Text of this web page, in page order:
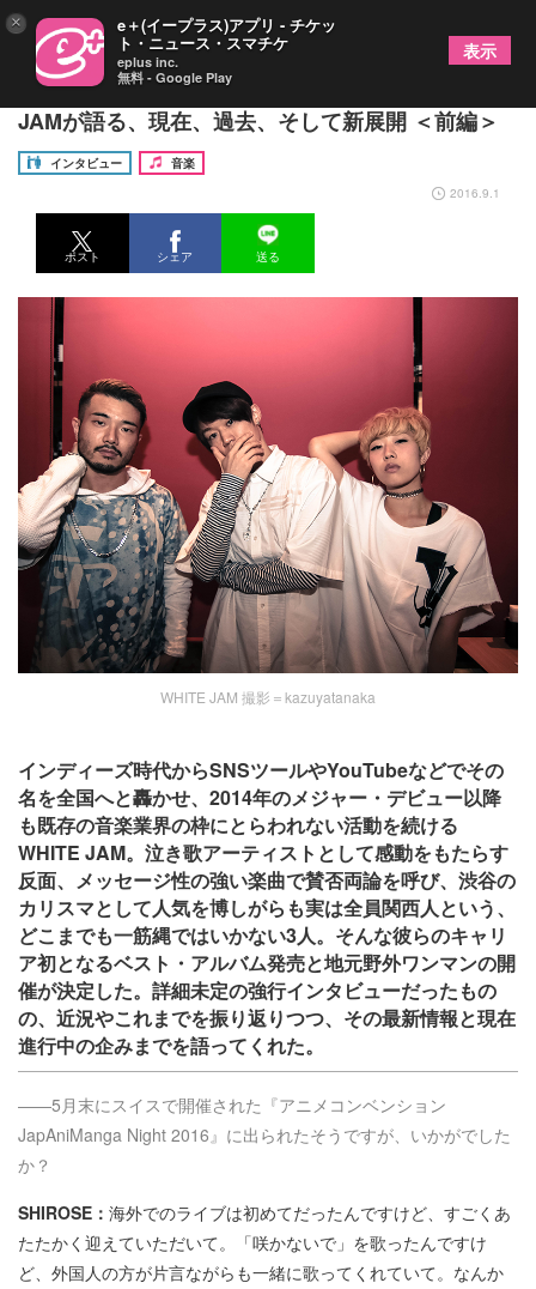
初のベスト盤発表＆地元野外ワンマン決定!! WHITE
JAMが語る、現在、過去、そして新展開 ＜前編＞
インタビュー
音楽
2016.9.1
ポスト シェア 送る
WHITE JAM 撮影＝kazuyatanaka
インディーズ時代からSNSツールやYouTubeなどでその
名を全国へと轟かせ、2014年のメジャー・デビュー以降
も既存の音楽業界の枠にとらわれない活動を続ける
WHITE JAM。泣き歌アーティストとして感動をもたらす
反面、メッセージ性の強い楽曲で賛否両論を呼び、渋谷の
カリスマとして人気を博しがらも実は全員関西人という、
どこまでも一筋縄ではいかない3人。そんな彼らのキャリ
ア初となるベスト・アルバム発売と地元野外ワンマンの開
催が決定した。詳細未定の強行インタビューだったもの
の、近況やこれまでを振り返りつつ、その最新情報と現在
進行中の企みまでを語ってくれた。
――5月末にスイスで開催された『アニメコンベンション
JapAniManga Night 2016』に出られたそうですが、いかがでした
か？
SHIROSE： 海外でのライブは初めてだったんですけど、すごくあ
たたかく迎えていただいて。「咲かないで」を歌ったんですけ
ど、外国人の方が片言ながらも一緒に歌ってくれていて。なんか
× e＋(イープラス)アプリ - チケッ
ト・ニュース・スマチケ
eplus inc.
無料 - Google Play
表示